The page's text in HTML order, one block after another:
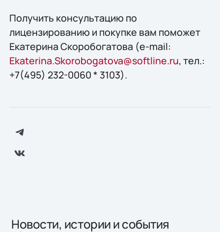
Получить конcультацию по
лицензированию и покупке вам поможет
Екатерина Скоробогатова (e-mail:
Ekaterina.Skorobogatova@softline.ru, тел.:
+7(495) 232-0060 * 3103).
Новости, истории и события